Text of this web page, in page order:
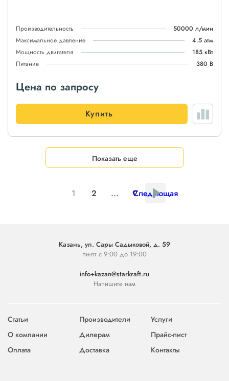
Производительность
50000 л/мин
Максимальное давление
4.5 атм
Мощность двигателя
185 кВт
Питание
380 В
Цена по запросу
Купить
Показать еще
1 2 ... 9
Следующая
Казань, ул. Сары Садыковой, д. 59
пн-пт с 9:00 до 19:00
info+kazan@starkraft.ru
Напишите нам
Статьи Производители
Услуги
О компании
Дилерам
Прайс-лист
Оплата
Доставка Контакты